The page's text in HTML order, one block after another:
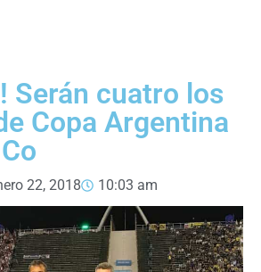
Serán cuatro los
Copa Argentina
22, 2018 10:03 am